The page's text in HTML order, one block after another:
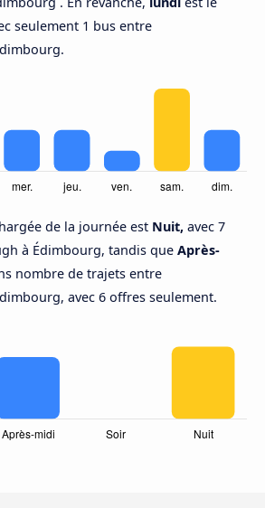
seulement 1 bus entre
de la journée est Nuit, avec 7
à Édimbourg, tandis que Après-
nombre de trajets entre
avec 6 offres seulement.